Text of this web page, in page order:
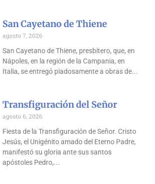
San Cayetano de Thiene
agosto 7, 2026
San Cayetano de Thiene, presbítero, que, en
Nápoles, en la región de la Campania, en
Italia, se entregó piadosamente a obras de
Transfiguración del Señor
agosto 6, 2026
Fiesta de la Transfiguración de Señor. Cristo
Jesús, el Unigénito amado del Eterno Padre,
manifestó su gloria ante sus santos
apóstoles Pedro,